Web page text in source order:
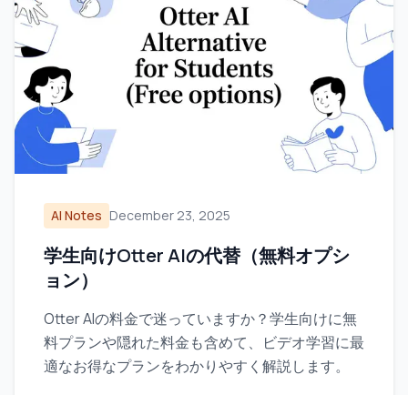
AI Notes December 23, 2025
学生向けOtter AIの代替（無料オプシ
ョン）
Otter AIの料金で迷っていますか？学生向けに無
料プランや隠れた料金も含めて、ビデオ学習に最
適なお得なプランをわかりやすく解説します。